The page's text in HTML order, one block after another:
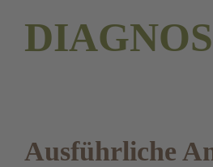
Ausführliche